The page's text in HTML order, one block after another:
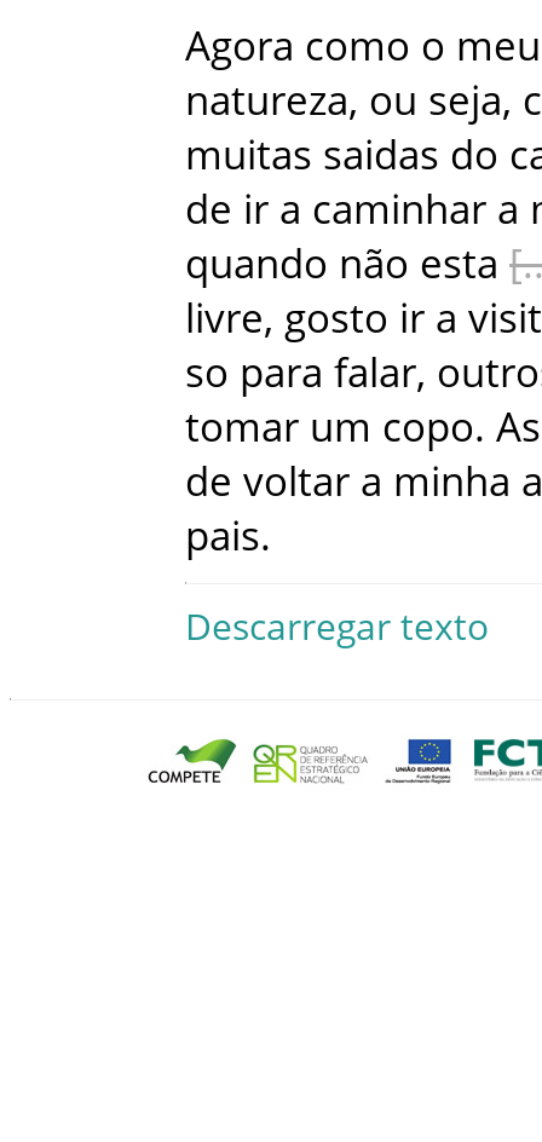
Agora como o meu
natureza, ou seja,
muitas saidas do
de ir a caminhar a
quando não esta
livre, gosto ir a
so para falar,
tomar um copo. As
de voltar a minha
pais.
Descarregar texto